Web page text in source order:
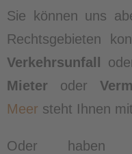
Sie können uns
Rechtsgebieten
Verkehrsunfall
Mieter oder
Meer steht Ihnen
Oder haben